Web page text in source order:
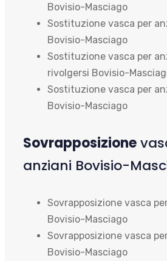
Bovisio-Masciago
Sostituzione vasca per
Bovisio-Masciago
Sostituzione vasca per
rivolgersi Bovisio-
Sostituzione vasca per
Bovisio-Masciago
Sovrapposizione
anziani Bovisio-
Sovrapposizione vasca
Bovisio-Masciago
Sovrapposizione vasca
Bovisio-Masciago